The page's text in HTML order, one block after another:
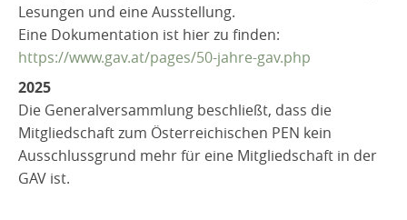
Lesungen und eine Ausstellung.
Eine Dokumentation ist hier zu finden:
https://www.gav.at/pages/50-jahre-gav.php
2025
Die Generalversammlung beschließt, dass die
Mitgliedschaft zum Österreichischen PEN kein
Ausschlussgrund mehr für eine Mitgliedschaft in der
GAV ist.